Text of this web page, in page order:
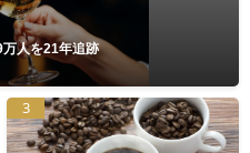
人を21年追跡
3